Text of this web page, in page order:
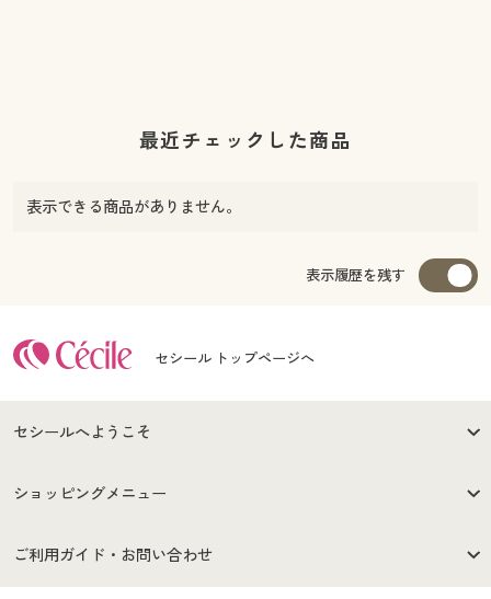
最近チェックした商品
表示できる商品がありません。
表示履歴を残す
セシール トップページへ
セシールへようこそ
はじめての方へ
セシールご利用規約
ショッピングメニュー
商品カテゴリ
ご利用ガイド・お問い合わせ